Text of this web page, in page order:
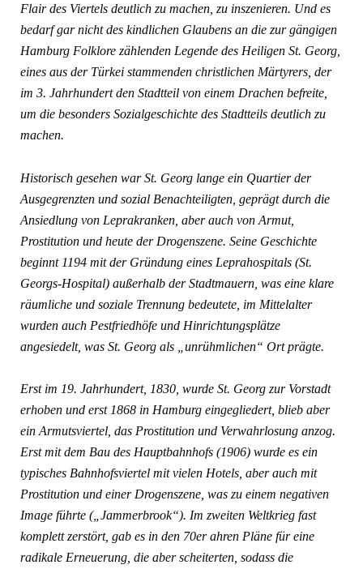
Flair des Viertels deutlich zu machen, zu inszenieren. Und es
bedarf gar nicht des kindlichen Glaubens an die zur gängigen
Hamburg Folklore zählenden Legende des Heiligen St. Georg,
eines aus der Türkei stammenden christlichen Märtyrers, der
im 3. Jahrhundert den Stadtteil von einem Drachen befreite,
um die besonders Sozialgeschichte des Stadtteils deutlich zu
machen.
Historisch gesehen war St. Georg lange ein Quartier der
Ausgegrenzten und sozial Benachteiligten, geprägt durch die
Ansiedlung von Leprakranken, aber auch von Armut,
Prostitution und heute der Drogenszene. Seine Geschichte
beginnt 1194 mit der Gründung eines Leprahospitals (St.
Georgs-Hospital) außerhalb der Stadtmauern, was eine klare
räumliche und soziale Trennung bedeutete, im Mittelalter
wurden auch Pestfriedhöfe und Hinrichtungsplätze
angesiedelt, was St. Georg als „unrühmlichen“ Ort prägte.
Erst im 19. Jahrhundert, 1830, wurde St. Georg zur Vorstadt
erhoben und erst 1868 in Hamburg eingegliedert, blieb aber
ein Armutsviertel, das Prostitution und Verwahrlosung anzog.
Erst mit dem Bau des Hauptbahnhofs (1906) wurde es ein
typisches Bahnhofsviertel mit vielen Hotels, aber auch mit
Prostitution und einer Drogenszene, was zu einem negativen
Image führte („Jammerbrook“). Im zweiten Weltkrieg fast
komplett zerstört, gab es in den 70er ahren Pläne für eine
radikale Erneuerung, die aber scheiterten, sodass die